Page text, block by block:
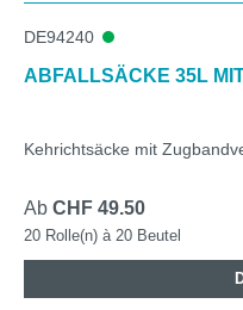
DE94240
ABFALLSÄCKE 35L
Kehrichtsäcke mit
Ab CHF 49.50
20 Rolle(n) à 20 Beutel